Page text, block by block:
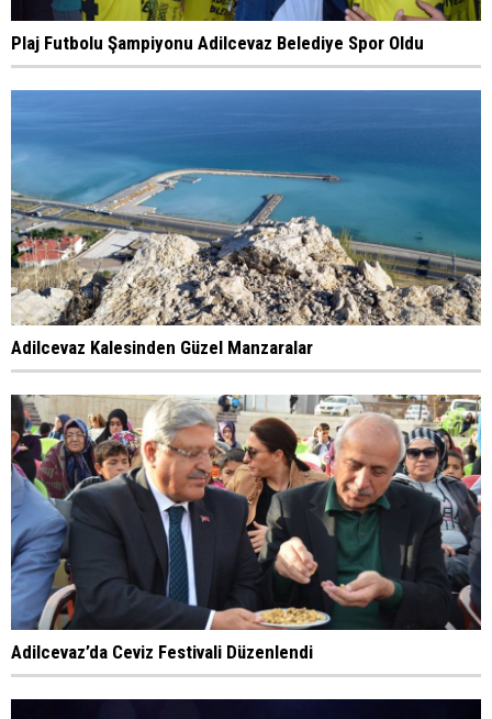
Plaj Futbolu Şampiyonu Adilcevaz Belediye Spor Oldu
Adilcevaz Kalesinden Güzel Manzaralar
Adilcevaz’da Ceviz Festivali Düzenlendi